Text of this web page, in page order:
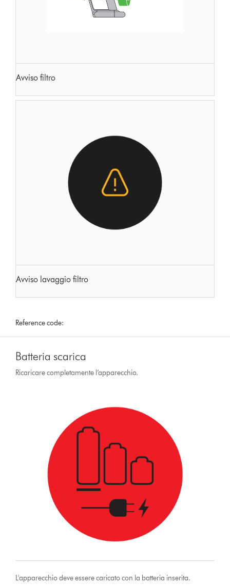
Avviso filtro
Avviso lavaggio filtro
Reference code:
Batteria scarica
Ricaricare completamente l’apparecchio.
L'apparecchio deve essere caricato con la batteria inserita.